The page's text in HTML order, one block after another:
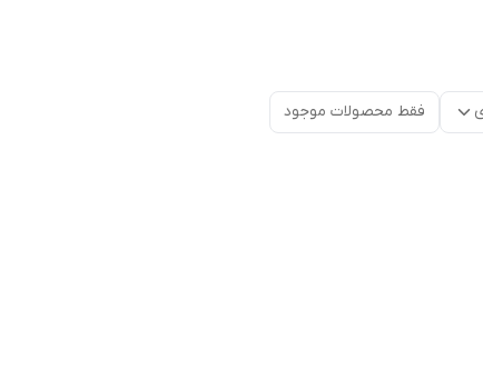
فقط محصولات موجود